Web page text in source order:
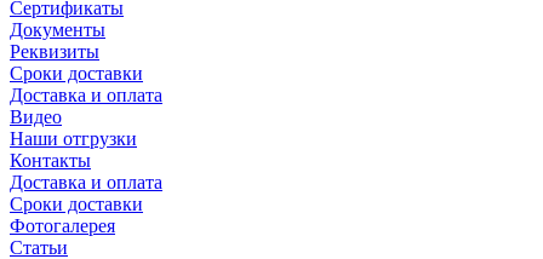
Сертификаты
Документы
Реквизиты
Сроки доставки
Доставка и оплата
Видео
Наши отгрузки
Контакты
Доставка и оплата
Сроки доставки
Фотогалерея
Статьи